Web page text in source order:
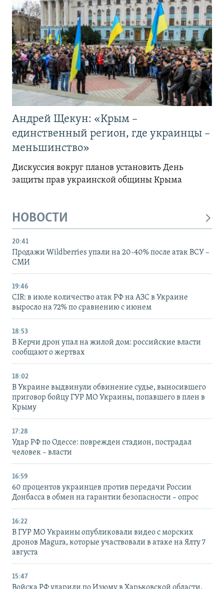
Андрей Щекун: «Крым –
единственный регион, где украинцы –
меньшинство»
Дискуссия вокруг планов установить День
защиты прав украинской общины Крыма
НОВОСТИ
20:41
Продажи Wildberries упали на 20-40% после атак ВСУ –
СМИ
19:46
CIR: в июле количество атак РФ на АЗС в Украине
выросло на 72% по сравнению с июнем
18:53
В Керчи дрон упал на жилой дом: российские власти
сообщают о жертвах
18:02
В Украине выдвинули обвинение судье, выносившего
приговор бойцу ГУР МО Украины, попавшего в плен в
Крыму
17:28
Удар РФ по Одессе: поврежден стадион, пострадал
человек – власти
16:59
60 процентов украинцев против передачи России
Донбасса в обмен на гарантии безопасности – опрос
16:22
В ГУР МО Украины опубликовали видео с морских
дронов Magura, которые участвовали в атаке на Ялту 7
августа
15:47